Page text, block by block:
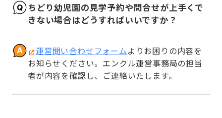
ちどり幼児園の見学予約や問合せが上手くで
きない場合はどうすればいいですか？
運営問い合わせフォームよりお困りの内容を
お知らせください。エンクル運営事務局の担当
者が内容を確認し、ご連絡いたします。